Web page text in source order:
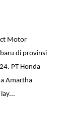
Motor
di provinsi
PT Honda
Amartha